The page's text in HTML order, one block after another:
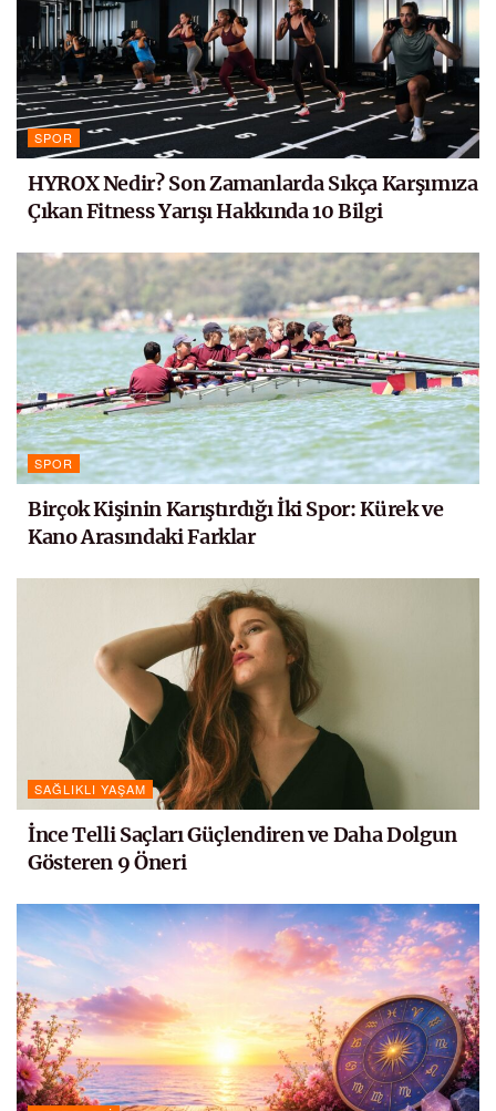
SPOR
HYROX Nedir? Son Zamanlarda Sıkça Karşımıza
Çıkan Fitness Yarışı Hakkında 10 Bilgi
SPOR
Birçok Kişinin Karıştırdığı İki Spor: Kürek ve
Kano Arasındaki Farklar
SAĞLIKLI YAŞAM
İnce Telli Saçları Güçlendiren ve Daha Dolgun
Gösteren 9 Öneri